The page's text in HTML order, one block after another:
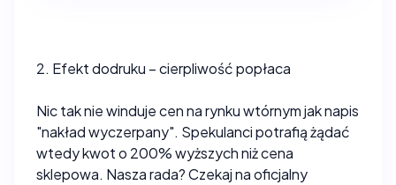
2. Efekt dodruku – cierpliwość popłaca
Nic tak nie winduje cen na rynku wtórnym jak napis
"nakład wyczerpany". Spekulanci potrafią żądać
wtedy kwot o 200% wyższych niż cena
sklepowa. Nasza rada? Czekaj na oficjalny